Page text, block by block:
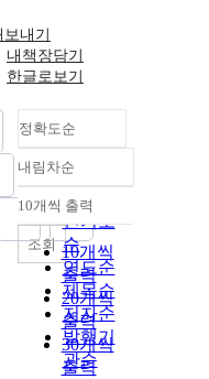
보내기
내책장담기
한글로보기
정확도순
정확도
순
인기도
순
연도순
제목순
저자순
발행기
관순
내림차순
내림차순
10개씩 출력
10개씩
출력
20개씩
출력
30개씩
출력
조회